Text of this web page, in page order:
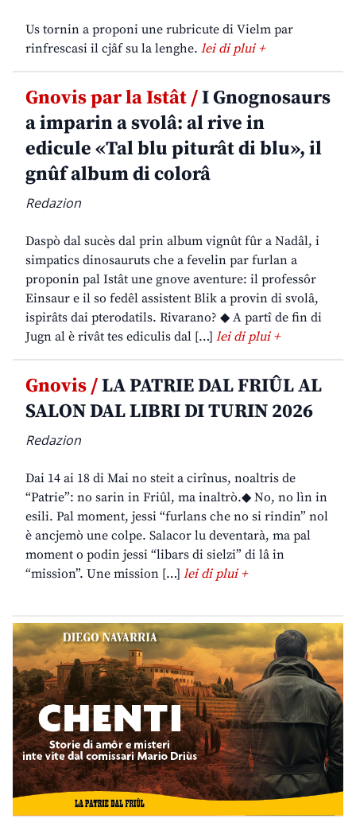
Us tornin a proponi une rubricute di Vielm par
rinfrescasi il cjâf su la lenghe. lei di plui +
Gnovis par la Istât /I Gnognosaurs
a imparin a svolâ: al rive in
edicule «Tal blu piturât di blu», il
gnûf album di colorâ
Redazion
Daspò dal sucès dal prin album vignût fûr a Nadâl, i
simpatics dinosauruts che a fevelin par furlan a
proponin pal Istât une gnove aventure: il professôr
Einsaur e il so fedêl assistent Blik a provin di svolâ,
ispirâts dai pterodatils. Rivarano? ◆ A partî de fin di
Jugn al è rivât tes ediculis dal […] lei di plui +
Gnovis /LA PATRIE DAL FRIÛL AL
SALON DAL LIBRI DI TURIN 2026
Redazion
Dai 14 ai 18 di Mai no steit a cirînus, noaltris de
“Patrie”: no sarin in Friûl, ma inaltrò.◆ No, no lìn in
esili. Pal moment, jessi “furlans che no si rindin” nol
è ancjemò une colpe. Salacor lu deventarà, ma pal
moment o podin jessi “libars di sielzi” di lâ in
“mission”. Une mission […] lei di plui +